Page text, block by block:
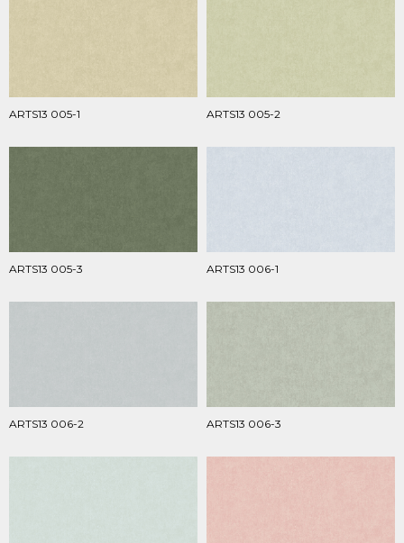
ARTS13 005-1 ARTS13 005-2
ARTS13 005-3 ARTS13 006-1
ARTS13 006-2 ARTS13 006-3